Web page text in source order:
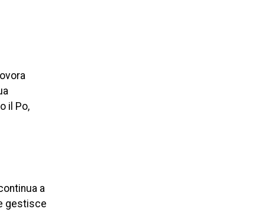
il Po,
a
gestisce